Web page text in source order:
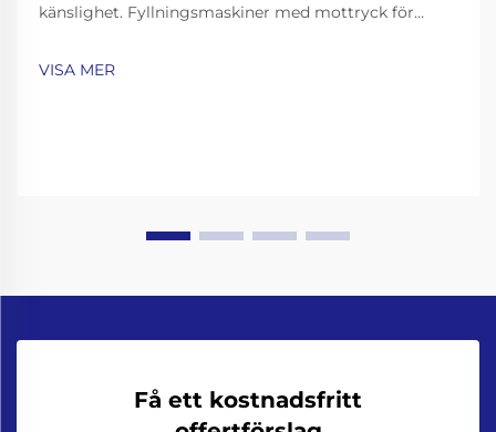
känslighet. Fyllningsmaskiner med mottryck för
fyllningstekniker för att bevara deras mousserande
VISA MER
Få ett kostnadsfritt